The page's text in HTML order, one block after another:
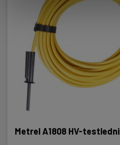
Metrel A1808 HV-